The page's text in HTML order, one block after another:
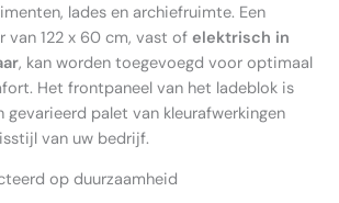
lades en archiefruimte. Een
122 x 60 cm, vast of elektrisch in
, kan worden toegevoegd voor optimaal
Het frontpaneel van het ladeblok is
gevarieerd palet van kleurafwerkingen
van uw bedrijf.
op duurzaamheid